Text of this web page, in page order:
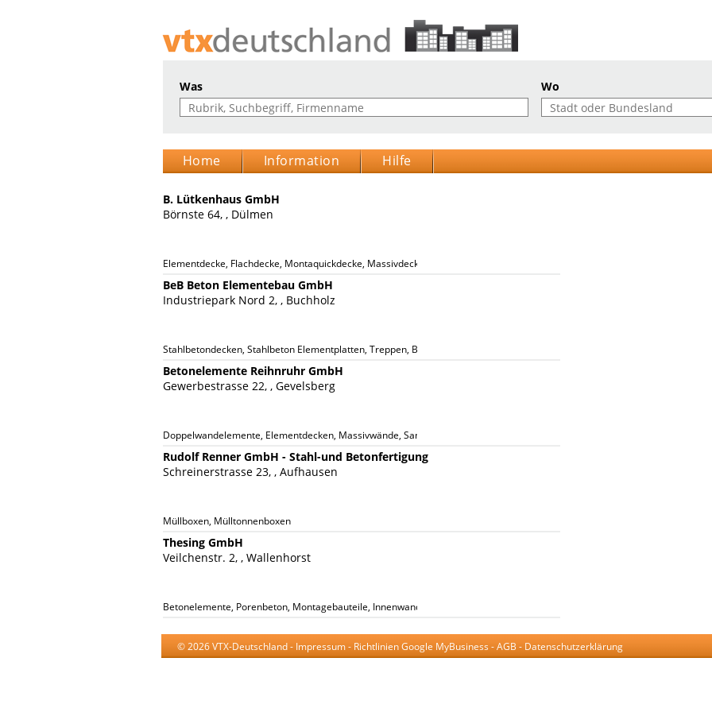
Was Wo
Home Information Hilfe
B. Lütkenhaus GmbH
Börnste 64, , Dülmen
Elementdecke, Flachdecke, Montaquickdecke, Massivdecke, Leichtbetondecke, Thermowand
BeB Beton Elementebau GmbH
Industriepark Nord 2, , Buchholz
Stahlbetondecken, Stahlbeton Elementplatten, Treppen, Balkon, Schnelle Bauzeiten, Stahlbetonfertigteile Buchholz
Betonelemente Reihnruhr GmbH
Gewerbestrasse 22, , Gevelsberg
Doppelwandelemente, Elementdecken, Massivwände, Sandwichwände, Treppen, Fundamente, Sockelelemente, Stürze,
Rudolf Renner GmbH - Stahl-und Betonfertigung
Schreinerstrasse 23, , Aufhausen
Müllboxen, Mülltonnenboxen
Thesing GmbH
Veilchenstr. 2, , Wallenhorst
Betonelemente, Porenbeton, Montagebauteile, Innenwandelemente, Aussenelemente, Stahlbeton-Sockelelemente,
© 2026 VTX-Deutschland - Impressum- Richtlinien Google MyBusiness -AGB - Datenschutzerklärung